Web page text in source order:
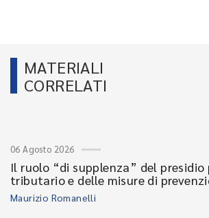
MATERIALI
CORRELATI
06 Agosto 2026
Il ruolo “di supplenza” del presidio
tributario e delle misure di
Maurizio Romanelli